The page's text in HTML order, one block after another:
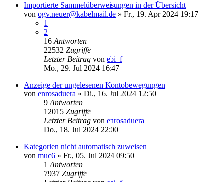
Importierte Sammelüberweisungen in der Übersicht
von ogv.neuer@kabelmail.de » Fr., 19. Apr 2024 19:17
1
2
16 Antworten
22532 Zugriffe
Letzter Beitrag von ebi_f
Mo., 29. Jul 2024 16:47
Anzeige der ungelesenen Kontobewegungen
von enrosaduera » Di., 16. Jul 2024 12:50
9 Antworten
12015 Zugriffe
Letzter Beitrag von enrosaduera
Do., 18. Jul 2024 22:00
Kategorien nicht automatisch zuweisen
von muc6 » Fr., 05. Jul 2024 09:50
1 Antworten
7937 Zugriffe